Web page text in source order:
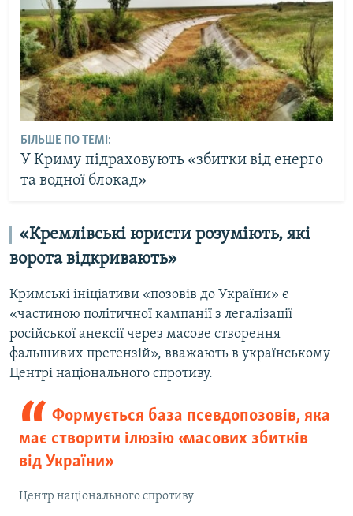
БІЛЬШЕ ПО ТЕМІ:
У Криму підраховують «збитки від енерго
та водної блокад»
«Кремлівські юристи розуміють, які
ворота відкривають»
Кримські ініціативи «позовів до України» є
«частиною політичної кампанії з легалізації
російської анексії через масове створення
фальшивих претензій», вважають в українському
Центрі національного спротиву.
Формується база псевдопозовів, яка
має створити ілюзію «масових збитків
від України»
Центр національного спротиву